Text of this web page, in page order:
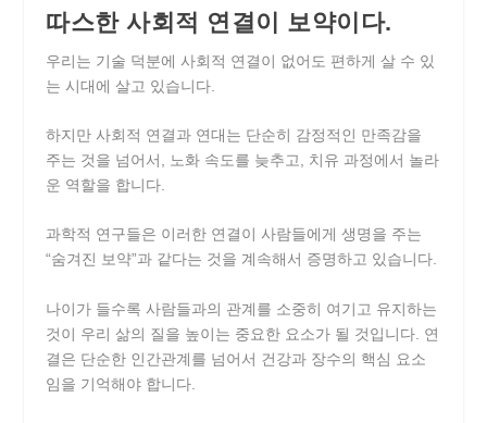
따스한 사회적 연결이 보약이다.
우리는 기술 덕분에 사회적 연결이 없어도 편하게 살 수 있
는 시대에 살고 있습니다.
하지만 사회적 연결과 연대는 단순히 감정적인 만족감을
주는 것을 넘어서, 노화 속도를 늦추고, 치유 과정에서 놀라
운 역할을 합니다.
과학적 연구들은 이러한 연결이 사람들에게 생명을 주는
“숨겨진 보약”과 같다는 것을 계속해서 증명하고 있습니다.
나이가 들수록 사람들과의 관계를 소중히 여기고 유지하는
것이 우리 삶의 질을 높이는 중요한 요소가 될 것입니다. 연
결은 단순한 인간관계를 넘어서 건강과 장수의 핵심 요소
임을 기억해야 합니다.